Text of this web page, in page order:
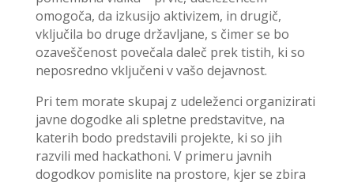
omogoča, da izkusijo aktivizem, in drugič,
vključila bo druge državljane, s čimer se bo
ozaveščenost povečala daleč prek tistih, ki so
neposredno vključeni v vašo dejavnost.
Pri tem morate skupaj z udeleženci organizirati
javne dogodke ali spletne predstavitve, na
katerih bodo predstavili projekte, ki so jih
razvili med hackathoni. V primeru javnih
dogodkov pomislite na prostore, kjer se zbira